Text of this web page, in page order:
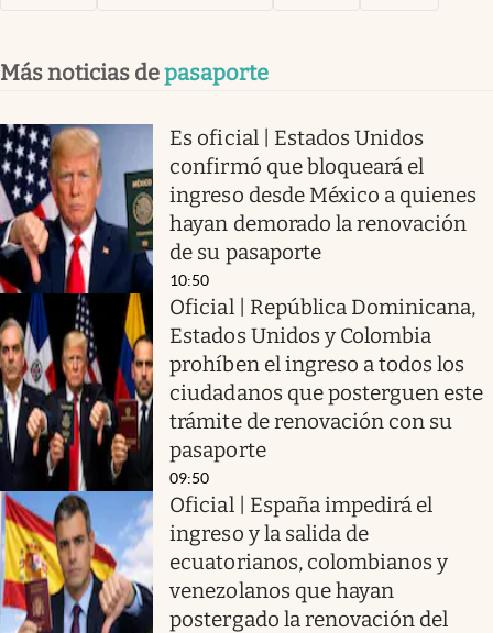
Más noticias depasaporte
Es oficial | Estados Unidos
confirmó que bloqueará el
ingreso desde México a quienes
hayan demorado la renovación
de su pasaporte
10:50
Oficial | República Dominicana,
Estados Unidos y Colombia
prohíben el ingreso a todos los
ciudadanos que posterguen este
trámite de renovación con su
pasaporte
09:50
Oficial | España impedirá el
ingreso y la salida de
ecuatorianos, colombianos y
venezolanos que hayan
postergado la renovación del